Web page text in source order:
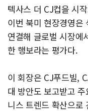
텍사스 더 CJ컵을 시
이번 북미 현장경영은
연결해 글로벌 시장에
한 행보라는 평가다.
이 회장은 CJ푸드빌,
대 방안도 보고받고
니스 트렌드 확산으로